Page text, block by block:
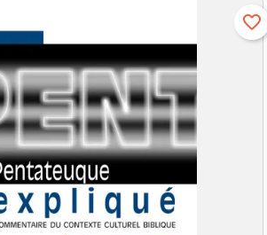
favorite_border